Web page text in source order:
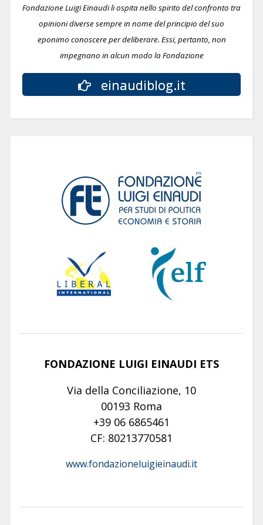
Fondazione Luigi Einaudi li ospita nello spirito del confronto tra
opinioni diverse sempre in nome del principio del suo
eponimo conoscere per deliberare. Essi, pertanto, non
impegnano in alcun modo la Fondazione
einaudiblog.it
FONDAZIONE LUIGI EINAUDI ETS
Via della Conciliazione, 10
00193 Roma
+39 06 6865461
CF: 80213770581
www.fondazioneluigieinaudi.it